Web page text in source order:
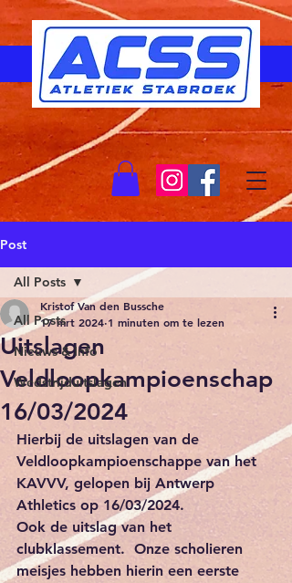
Post
All Posts
Nieuws & Info
Wedstrijduitslagen
All Posts
Uitslagen
Veldloopkampioenschap
16/03/2024
Kristof Van den Bussche
17 mrt 2024 1 minuten om te lezen
Hierbij de uitslagen van de
Veldloopkampioenschappe van het
KAVVV, gelopen bij Antwerp
Athletics op 16/03/2024.
Ook de uitslag van het
clubklassement.  Onze scholieren
meisjes hebben hierin een eerste